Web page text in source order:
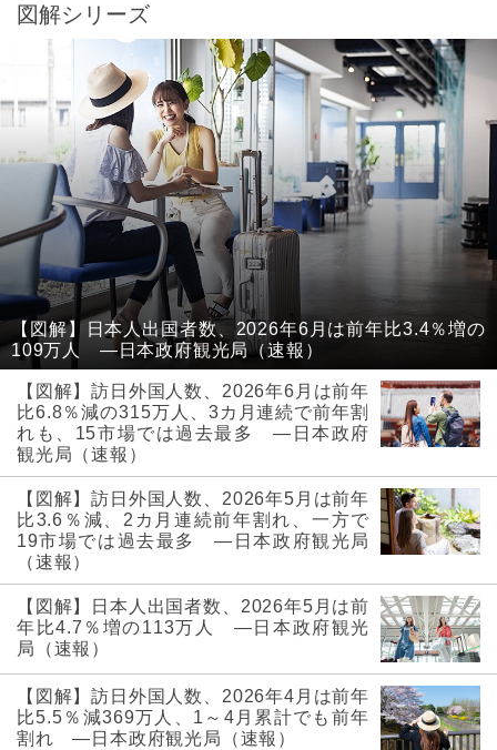
図解シリーズ
【図解】日本人出国者数、2026年6月は前年比3.4％増の
109万人 ―日本政府観光局（速報）
【図解】訪日外国人数、2026年6月は前年
比6.8％減の315万人、3カ月連続で前年割
れも、15市場では過去最多 ―日本政府
観光局（速報）
【図解】訪日外国人数、2026年5月は前年
比3.6％減、2カ月連続前年割れ、一方で
19市場では過去最多 ―日本政府観光局
（速報）
【図解】日本人出国者数、2026年5月は前
年比4.7％増の113万人 ―日本政府観光
局（速報）
【図解】訪日外国人数、2026年4月は前年
比5.5％減369万人、1～4月累計でも前年
割れ ―日本政府観光局（速報）